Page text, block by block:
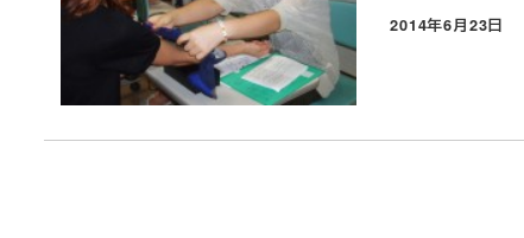
投稿日
2014年6月23日